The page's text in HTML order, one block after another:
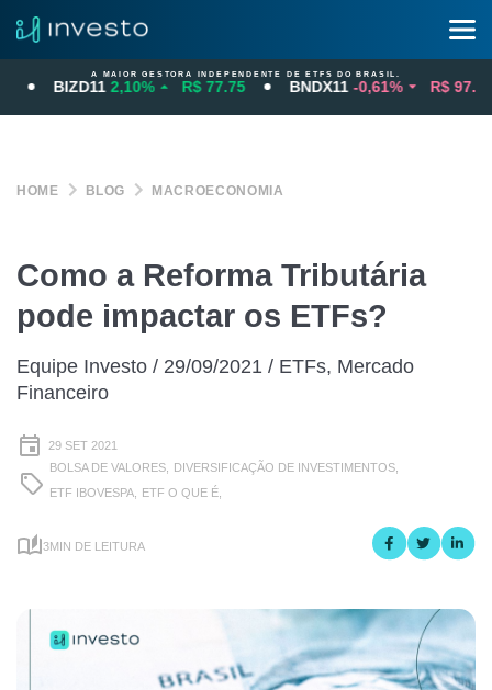
A MAIOR GESTORA INDEPENDENTE DE ETFS DO BRASIL.
BIZD112,10% R$ 77.75 BNDX11-0,61% R$ 97.70
HOME BLOG MACROECONOMIA
Como a Reforma Tributária
pode impactar os ETFs?
Equipe Investo / 29/09/2021 / ETFs, Mercado
Financeiro
29 SET 2021
BOLSA DE VALORES,
DIVERSIFICAÇÃO DE INVESTIMENTOS,
ETF IBOVESPA,
ETF O QUE É,
3MIN DE LEITURA